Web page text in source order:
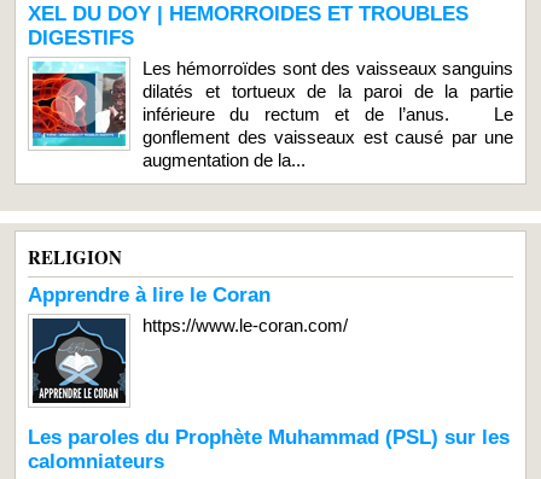
XEL DU DOY | HEMORROIDES ET TROUBLES
DIGESTIFS
Les hémorroïdes sont des vaisseaux sanguins
dilatés et tortueux de la paroi de la partie
inférieure du rectum et de l’anus. Le
gonflement des vaisseaux est causé par une
augmentation de la...
RELIGION
Apprendre à lire le Coran
https://www.le-coran.com/
Les paroles du Prophète Muhammad (PSL) sur les
calomniateurs